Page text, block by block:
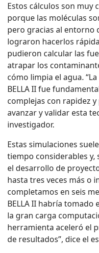
Estos cálculos son muy
porque las moléculas
pero gracias al entorno
lograron hacerlos
pudieron calcular las
atrapar los
cómo limpia el agua.
BELLA II fue
complejas con rapidez
avanzar y validar esta
investigador.
Estas simulaciones
tiempo considerables y,
el desarrollo de
hasta tres veces más o
completamos en seis
BELLA II habría tomado
la gran carga
herramienta aceleró el
de resultados”, dice el